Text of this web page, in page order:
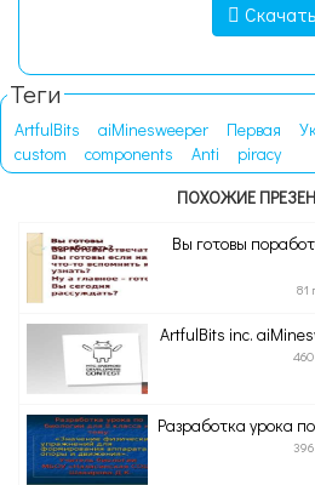
Скачать
Теги
ArtfulBits aiMinesweeper Первая
custom
components Anti
piracy
ПОХОЖИЕ
Вы готовы
81
ArtfulBits inc.
Разработка урока